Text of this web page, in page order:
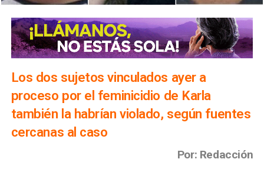
Los dos sujetos vinculados ayer a
proceso por el feminicidio de Karla
también la habrían violado, según fuentes
cercanas al caso
Por: Redacción